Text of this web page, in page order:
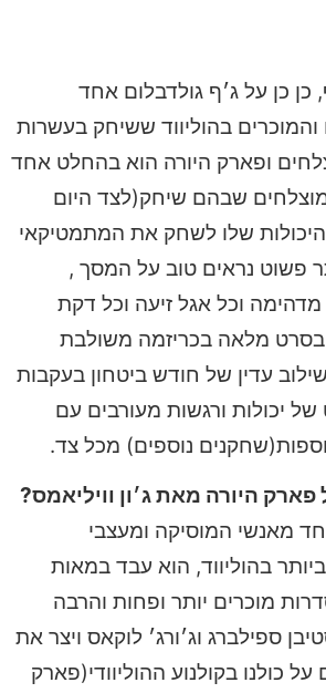
כן כן על ג׳ף גולדבלום אחד
בהוליווד ששיחק בעשרות
ופארק היורה הוא בהחלט אחד
מוצלחים שבהם שיחק(לצד היום
שלו לשחק את המתמטיקאי
פשוט נראים טוב על המסך ,
וכל אגל זיעה וכל דקת
בסרט מלאה בכריזמה משולבת
עדין של חודש ביטחון בעקבות
יכולות ורגשות מעורבים עם
נוספים) מכל צד.
היורה מאת ג׳ון וויליאמס?
מאנשי המוסיקה ומעצבי
בהוליווד, הוא עבד במאות
מוכרים יותר ופחות והרבה
ספילברג וג׳ורג׳ לוקאס ויצר את
כולנו בקולנוע ההוליוודי(פארק